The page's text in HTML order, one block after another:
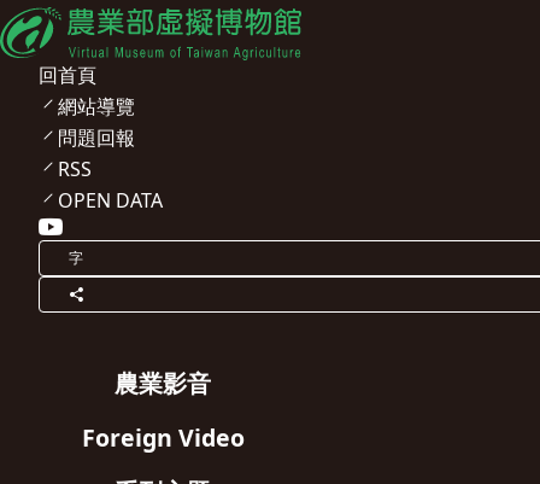
回首頁
網站導覽
問題回報
RSS
OPEN DATA
字
農業影音
Foreign Video